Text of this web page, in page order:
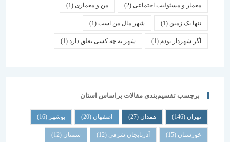
معمار و مسئولیت اجتماعی(2) من و معماری (1)
تنها یک زمین(1) شهر مال من است(1)
اگر شهردار بودم (1) شهر به چه کسی تعلق دارد(1)
برچسب تقسیم‌بندی مقالات براساس استان
همدان اصفهان (20) بوشهر
خوزستان(15) آذربایجان شرقی(12) سمنان (12)